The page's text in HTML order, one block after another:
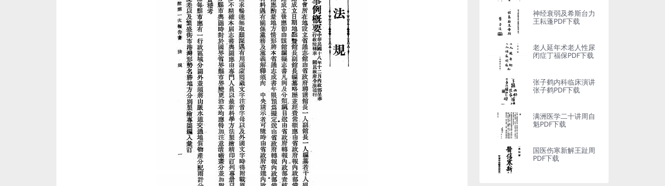
神经衰弱及希斯台力
王耘蓬PDF下载
老人延年术老人性尿
闭症丁福保PDF下载
张子鹤内科临床演讲
张子鹤PDF下载
满洲医学二十讲周自
魁PDF下载
国医伤寒新解王趾周
PDF下载